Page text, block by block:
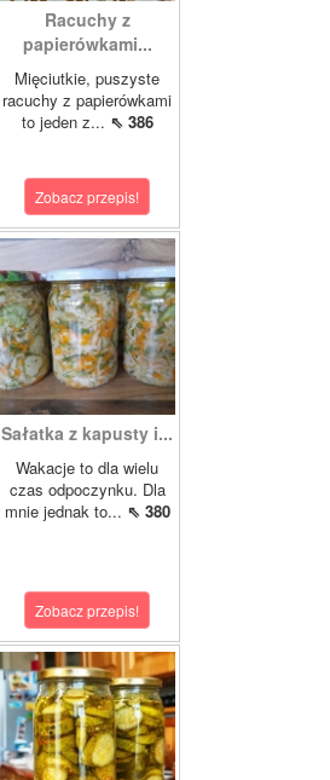
Racuchy z
papierówkami...
Mięciutkie, puszyste
racuchy z papierówkami
to jeden z... ⇖ 386
Zobacz przepis!
Sałatka z kapusty i...
Wakacje to dla wielu
czas odpoczynku. Dla
mnie jednak to... ⇖ 380
Zobacz przepis!